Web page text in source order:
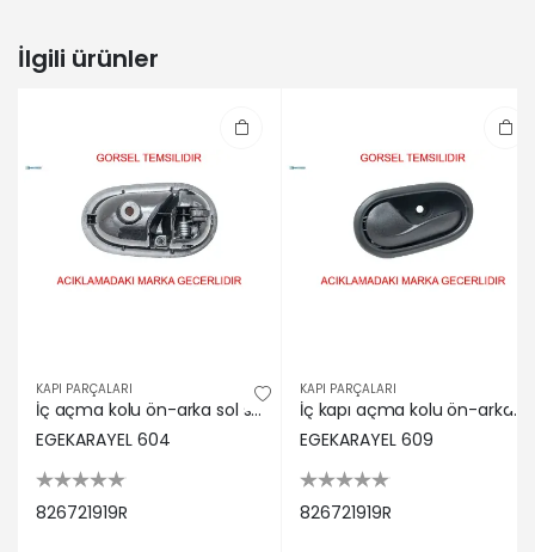
Kw 75 Ps | 2012-10-01 / -
DACIA | SANDERO II | 1.6 (Benzin) - 63
Kw 86 Ps | 2012-11-01 / -
DACIA | SANDERO II | 1.0 TCe 100
(B8ML) (Benzin) - 74 Kw 101 Ps | 2019-
11-01 / -
RENAULT | SYMBOL III (L8_) | 1.2 16V
08-01 / -
DACIA | LOGAN III (3K_) | 1.0 TCe 90
(3KM6) (Benzin) - 67 Kw 91 Ps | 2021-
L8AC) (Benzin) - 66 Kw 90 Ps | 2012-
İlgili ürünler
KAPI PARÇALARI
İç açma kolu ön-arka sol sandero egekarayel 826721919r
EGEKARAYEL 604
826721919R
KAPI PARÇALARI
İç kapı açma kolu ön-arka sağ logan ıı egekarayel 826721919r
EGEKARAYEL 609
826721919R